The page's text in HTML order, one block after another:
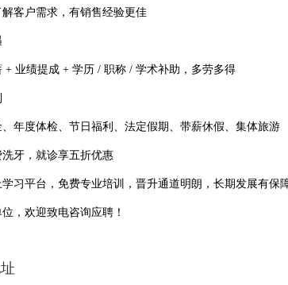
客户需求，有销售经验更佳
+ 业绩提成 + 学历 / 职称 / 学术补助，多劳多得
年度体检、节日福利、法定假期、带薪休假、集体旅游
洗牙，就诊享五折优惠
学习平台，免费专业培训，晋升通道明朗，长期发展有保
，欢迎致电咨询应聘！